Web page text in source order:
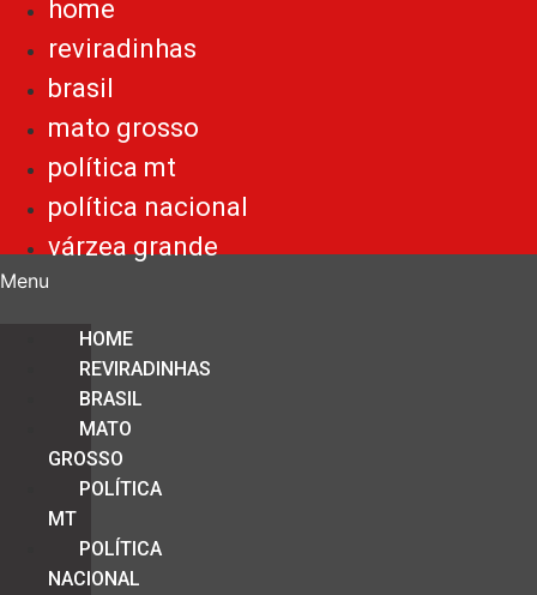
home
reviradinhas
brasil
mato grosso
política mt
política nacional
várzea grande
Menu
HOME
REVIRADINHAS
BRASIL
MATO
GROSSO
POLÍTICA
MT
POLÍTICA
NACIONAL